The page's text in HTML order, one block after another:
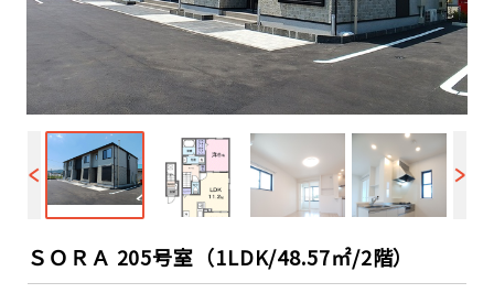
ＳＯＲＡ 205号室（1LDK/48.57㎡/2階）